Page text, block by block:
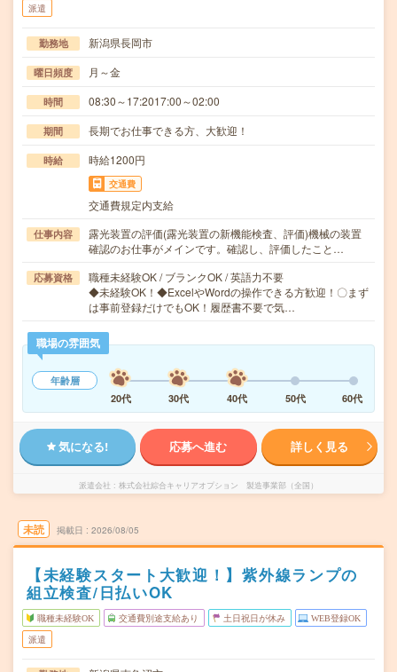
派遣
勤務地 新潟県長岡市
曜日頻度 月～金
時間 08:30～17:2017:00～02:00
期間 長期でお仕事できる方、大歓迎！
時給 時給1200円
交通費
交通費規定内支給
仕事内容
露光装置の評価(露光装置の新機能検査、評価)機械の装置
確認のお仕事がメインです。確認し、評価したこと…
応募資格
職種未経験OK / ブランクOK / 英語力不要
◆未経験OK！◆ExcelやWordの操作できる方歓迎！〇まず
は事前登録だけでもOK！履歴書不要で気…
職場の雰囲気
年齢層
20代
30代 40代 50代 60代
気になる! 応募へ進む 詳しく見る
派遣会社 株式会社綜合キャリアオプション 製造事業部（全国）
未読 掲載日 2026/08/05
【未経験スタート大歓迎！】紫外線ランプの
組立検査/日払いOK
職種未経験OK 交通費別途支給あり 土日祝日が休み WEB登録OK
派遣